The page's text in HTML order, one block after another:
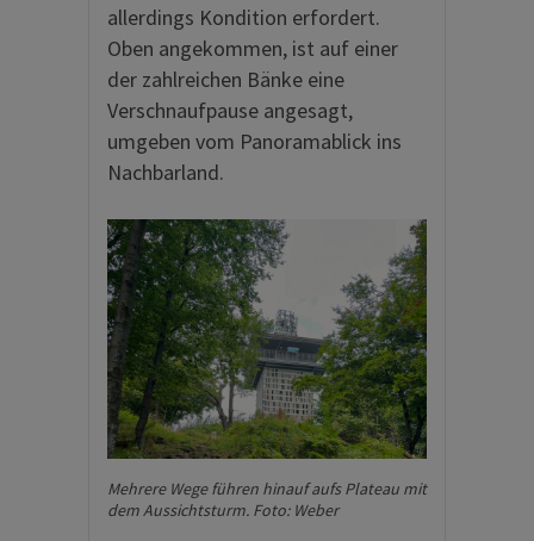
allerdings Kondition erfordert.
Oben angekommen, ist auf einer
der zahlreichen Bänke eine
Verschnaufpause angesagt,
umgeben vom Panoramablick ins
Nachbarland.
Mehrere Wege führen hinauf aufs Plateau mit
dem Aussichtsturm. Foto: Weber